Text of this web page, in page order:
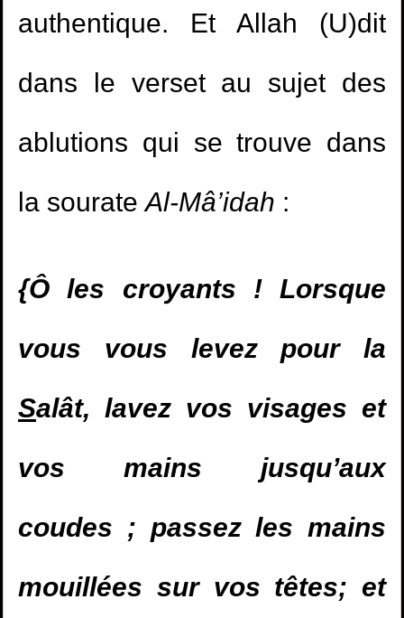
authentique. Et Allah (U)dit
dans le verset au sujet des
ablutions qui se trouve dans
la sourateAl-Mâ’idah:
{Ô les croyants ! Lorsque
vous vous levez pour la
Salât, lavez vos visages et
vos mains jusqu’aux
coudes ; passez les mains
mouillées sur vos têtes; et